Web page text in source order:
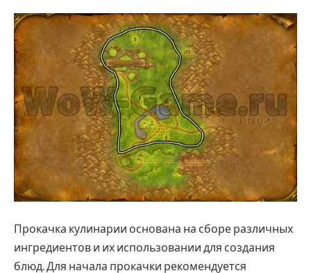
Прокачка кулинарии основана на сборе различных
ингредиентов и их использовании для создания
блюд. Для начала прокачки рекомендуется